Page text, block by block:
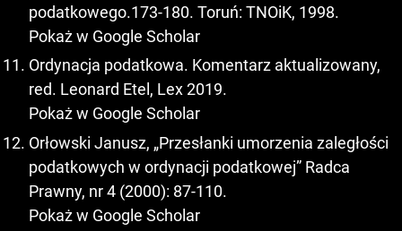
podatkowego.173-180. Toruń: TNOiK, 1998.
Pokaż w Google Scholar
Ordynacja podatkowa. Komentarz aktualizowany,
red. Leonard Etel, Lex 2019.
Pokaż w Google Scholar
Orłowski Janusz, „Przesłanki umorzenia zaległości
podatkowych w ordynacji podatkowej” Radca
Prawny, nr 4 (2000): 87-110.
Pokaż w Google Scholar